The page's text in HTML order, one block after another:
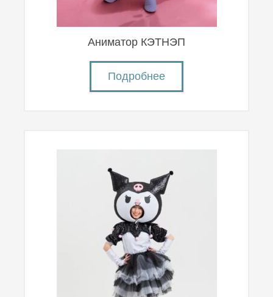
Аниматор КЭТНЭП
Подробнее